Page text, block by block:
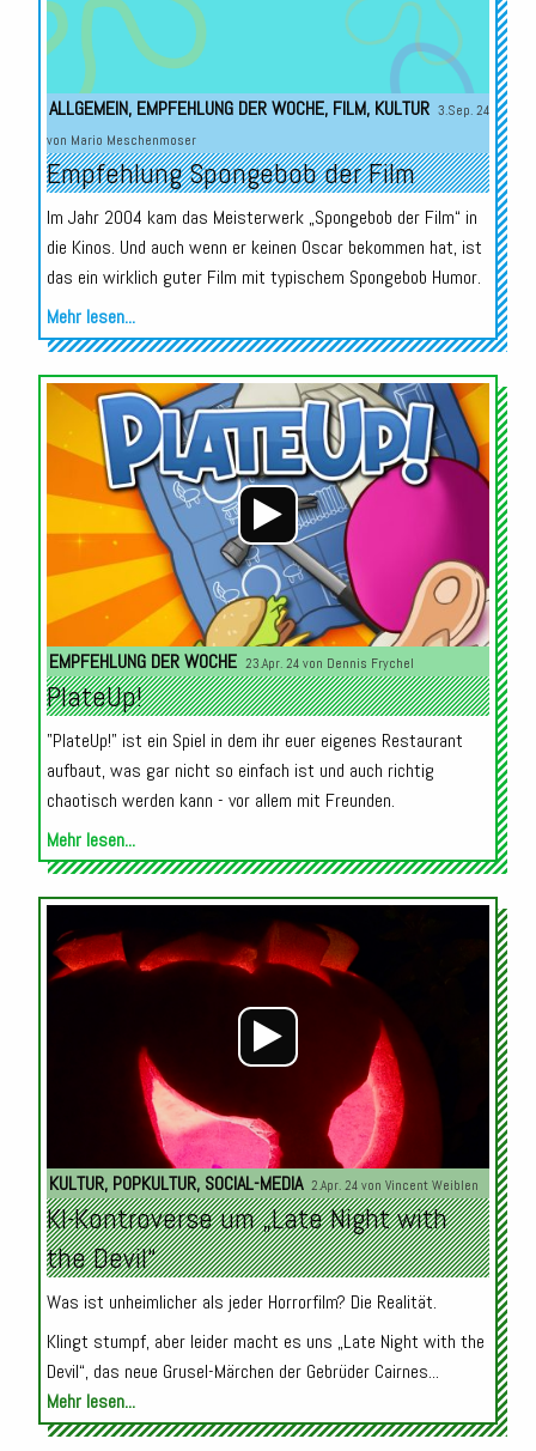
ALLGEMEIN, EMPFEHLUNG DER WOCHE, FILM, KULTUR 3.Sep. 24
von Mario Meschenmoser
Empfehlung Spongebob der Film
Im Jahr 2004 kam das Meisterwerk „Spongebob der Film“ in
die Kinos. Und auch wenn er keinen Oscar bekommen hat, ist
das ein wirklich guter Film mit typischem Spongebob Humor.
Mehr lesen...
Audio-
Player
EMPFEHLUNG DER WOCHE 23.Apr. 24 von Dennis Frychel
PlateUp!
"PlateUp!" ist ein Spiel in dem ihr euer eigenes Restaurant
aufbaut, was gar nicht so einfach ist und auch richtig
chaotisch werden kann - vor allem mit Freunden.
Mehr lesen...
Audio-
Player
KULTUR, POPKULTUR, SOCIAL-MEDIA 2.Apr. 24 von Vincent Weiblen
KI-Kontroverse um „Late Night with
the Devil“
Was ist unheimlicher als jeder Horrorfilm? Die Realität.
Klingt stumpf, aber leider macht es uns „Late Night with the
Devil“, das neue Grusel-Märchen der Gebrüder Cairnes...
Mehr lesen...